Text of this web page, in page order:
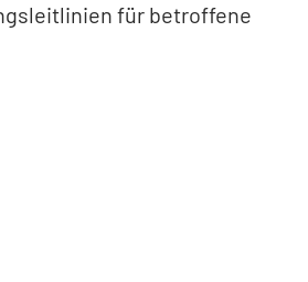
für betroffene